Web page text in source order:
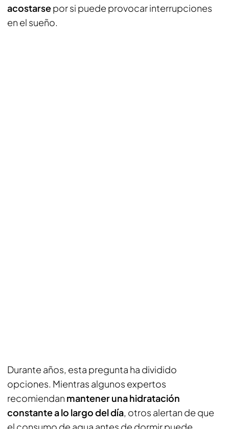
acostarsepor si puede provocar interrupciones
en el sueño.
Durante años, esta pregunta ha dividido
opciones. Mientras algunos expertos
recomiendan mantener una hidratación
constante a lo largo del día, otros alertan de que